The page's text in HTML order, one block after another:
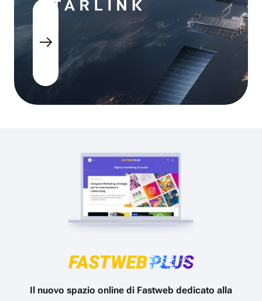
Il nuovo spazio online di Fastweb dedicato alla